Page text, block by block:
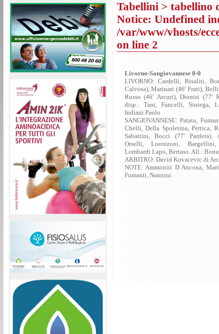
Tabellini > tabellino
Notice: Undefined
/var/www/vhosts/
on line 2
Livorno-Sangiovannese 0-0
LIVORNO: Cardelli, Risaliti,
Calvosa), Marinari (46′ Frati),
Russo (46′ Arcuri), Dionisi (77′
disp.: Tani, Fancelli, Siniega,
Indiani Paolo
SANGIOVANNESE: Patata,
Chelli, Della Spoletina, Pertica,
Sabattini, Bocci (77′ Pardera).
Orselli, Lorenzoni,
Lombardi Lapo, Bertaso. All.:
ARBITRO: David Kovacevic di
NOTE: Ammoniti D Ancona,
Fumanti, Nannini.